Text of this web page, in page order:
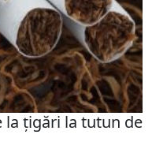
la țigări la tutun de